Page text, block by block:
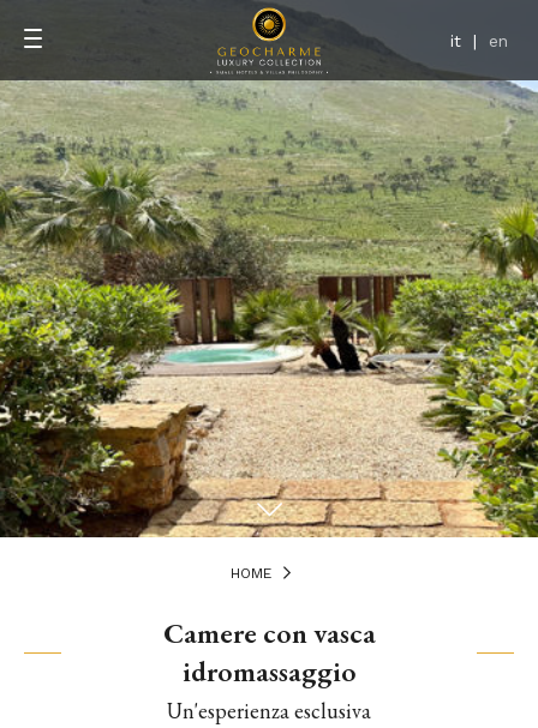
it | en
HOME
Camere con vasca
idromassaggio
Un'esperienza esclusiva